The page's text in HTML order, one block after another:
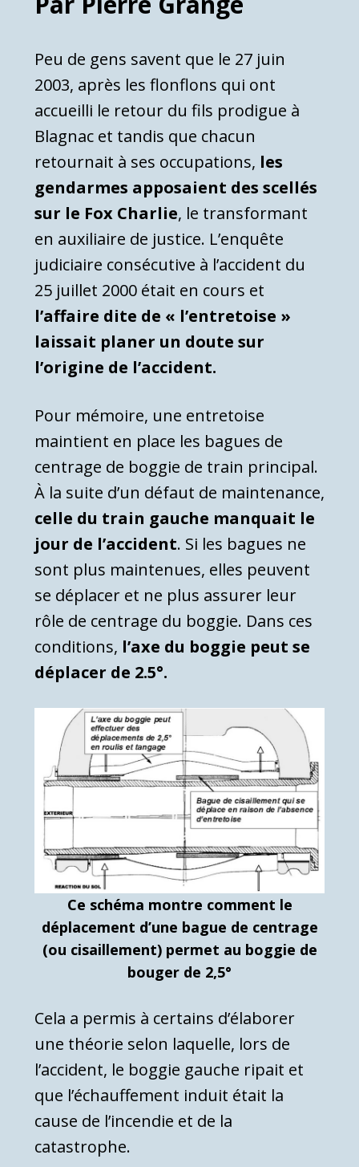
Peu de gens savent que le 27 juin
2003, après les flonflons qui ont
accueilli le retour du fils prodigue à
Blagnac et tandis que chacun
retournait à ses occupations, les
gendarmes apposaient des scellés
sur le Fox Charlie, le transformant
en auxiliaire de justice. L’enquête
judiciaire consécutive à l’accident du
25 juillet 2000 était en cours et
l’affaire dite de « l’entretoise »
laissait planer un doute sur
l’origine de l’accident.
Pour mémoire, une entretoise
maintient en place les bagues de
centrage de boggie de train principal.
À la suite d’un défaut de maintenance,
celle du train gauche manquait le
jour de l’accident. Si les bagues ne
sont plus maintenues, elles peuvent
se déplacer et ne plus assurer leur
rôle de centrage du boggie. Dans ces
conditions, l’axe du boggie peut se
déplacer de 2.5°.
Ce schéma montre comment le
déplacement d’une bague de centrage
(ou cisaillement) permet au boggie de
bouger de 2,5°
Cela a permis à certains d’élaborer
une théorie selon laquelle, lors de
l’accident, le boggie gauche ripait et
que l’échauffement induit était la
cause de l’incendie et de la
catastrophe.